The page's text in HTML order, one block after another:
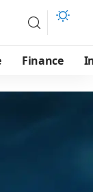
Finance